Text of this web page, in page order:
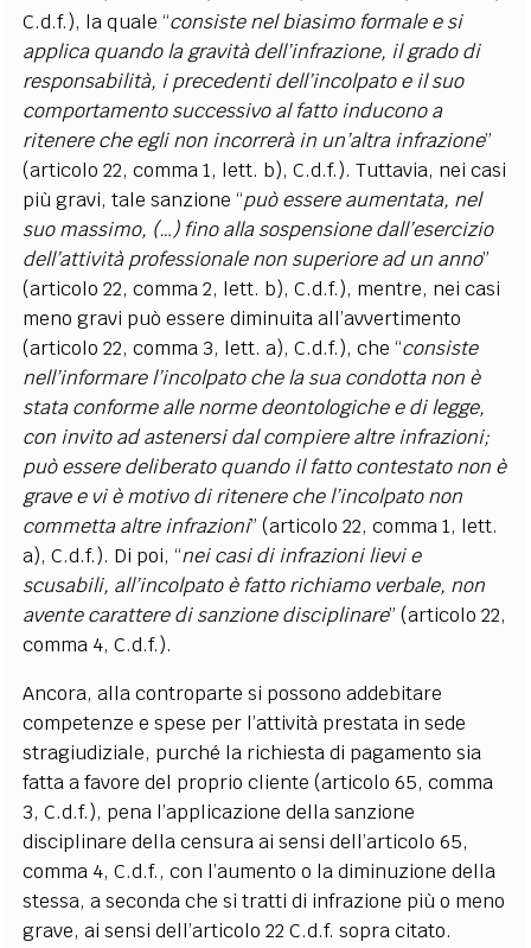
C.d.f.), la quale “consiste nel biasimo formale e si
applica quando la gravità dell’infrazione, il grado di
responsabilità, i precedenti dell’incolpato e il suo
comportamento successivo al fatto inducono a
ritenere che egli non incorrerà in un’altra infrazione”
(articolo 22, comma 1, lett. b), C.d.f.). Tuttavia, nei casi
più gravi, tale sanzione “può essere aumentata, nel
suo massimo, (…) fino alla sospensione dall’esercizio
dell’attività professionale non superiore ad un anno”
(articolo 22, comma 2, lett. b), C.d.f.), mentre, nei casi
meno gravi può essere diminuita all’avvertimento
(articolo 22, comma 3, lett. a), C.d.f.), che “consiste
nell’informare l’incolpato che la sua condotta non è
stata conforme alle norme deontologiche e di legge,
con invito ad astenersi dal compiere altre infrazioni;
può essere deliberato quando il fatto contestato non è
grave e vi è motivo di ritenere che l’incolpato non
commetta altre infrazioni” (articolo 22, comma 1, lett.
a), C.d.f.). Di poi, “nei casi di infrazioni lievi e
scusabili, all’incolpato è fatto richiamo verbale, non
avente carattere di sanzione disciplinare” (articolo 22,
comma 4, C.d.f.).
Ancora, alla controparte si possono addebitare
competenze e spese per l’attività prestata in sede
stragiudiziale, purché la richiesta di pagamento sia
fatta a favore del proprio cliente (articolo 65, comma
3, C.d.f.), pena l’applicazione della sanzione
disciplinare della censura ai sensi dell’articolo 65,
comma 4, C.d.f., con l’aumento o la diminuzione della
stessa, a seconda che si tratti di infrazione più o meno
grave, ai sensi dell’articolo 22 C.d.f. sopra citato.